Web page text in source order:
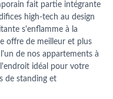
fait partie intégrante
high-tech au design
s'enflamme à la
offre de meilleur et plus
de nos appartements à
idéal pour votre
de standing et